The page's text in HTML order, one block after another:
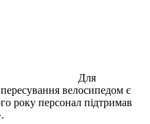
Для
велосипедом є
року персонал підтримав